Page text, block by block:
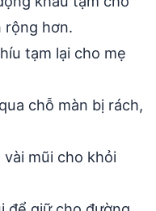
rộng hơn.
tạm lại cho mẹ
chỗ màn bị rách,
vài mũi cho khỏi